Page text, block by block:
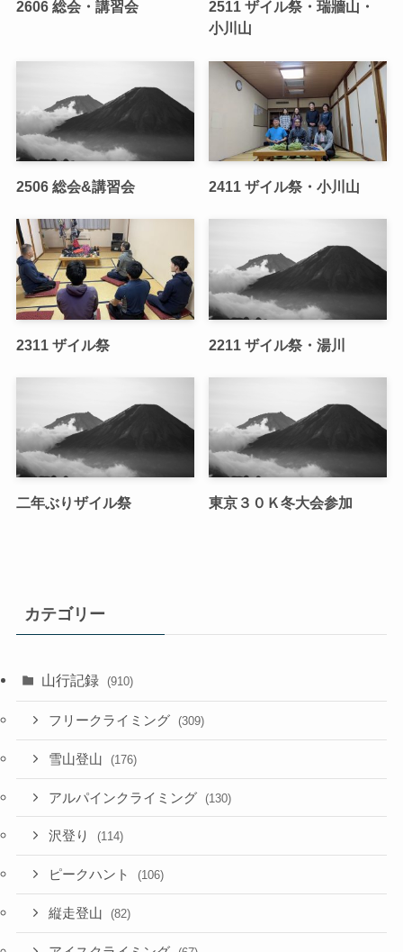
2606 総会・講習会
2511 ザイル祭・瑞牆山・
小川山
2506 総会&講習会 2411 ザイル祭・小川山
2311 ザイル祭 2211 ザイル祭・湯川
二年ぶりザイル祭 東京３０Ｋ冬大会参加
カテゴリー
山行記録 (910)
フリークライミング (309)
雪山登山 (176)
アルパインクライミング (130)
沢登り (114)
ピークハント (106)
縦走登山 (82)